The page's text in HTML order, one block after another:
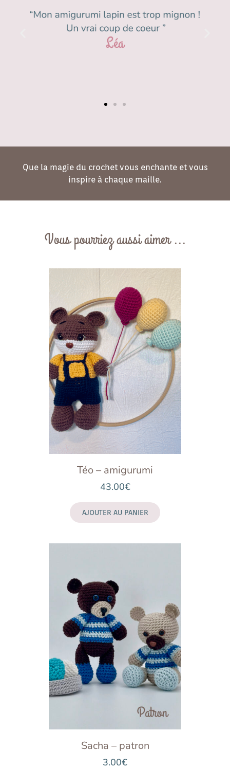
Que la magie du crochet vous enchante et vous
inspire à chaque maille.
Vous pourriez aussi aimer ...
Téo – amigurumi
43.00€
AJOUTER AU PANIER
Sacha – patron
3.00€